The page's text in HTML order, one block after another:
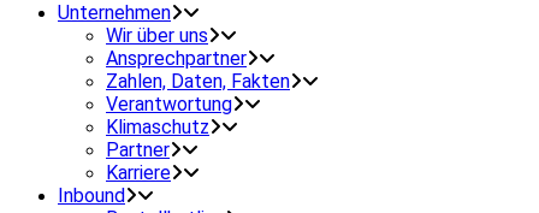
Unternehmen
Wir über uns
Ansprechpartner
Zahlen, Daten, Fakten
Verantwortung
Klimaschutz
Partner
Karriere
Inbound